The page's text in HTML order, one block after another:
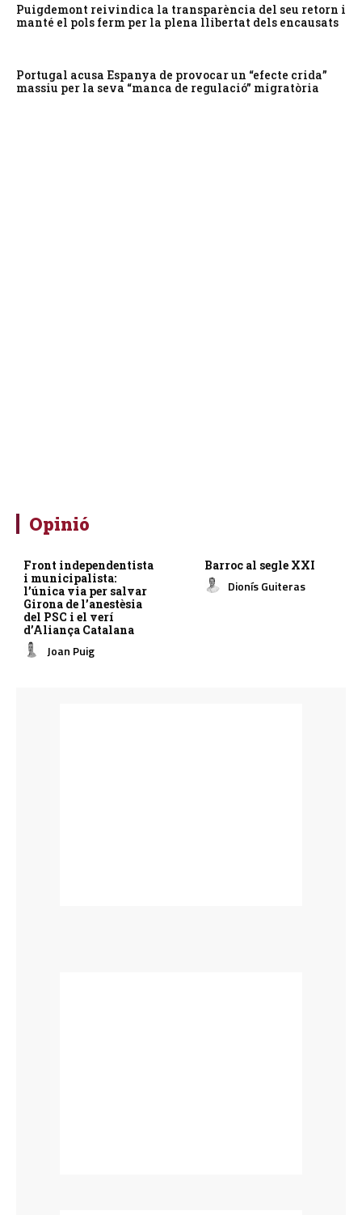
Puigdemont reivindica la transparència del seu retorn i
manté el pols ferm per la plena llibertat dels encausats
Portugal acusa Espanya de provocar un “efecte crida”
massiu per la seva “manca de regulació” migratòria
Opinió
Front independentista
i municipalista:
l’única via per salvar
Girona de l’anestèsia
del PSC i el verí
d’Aliança Catalana
Joan Puig
Barroc al segle XXI
Dionís Guiteras